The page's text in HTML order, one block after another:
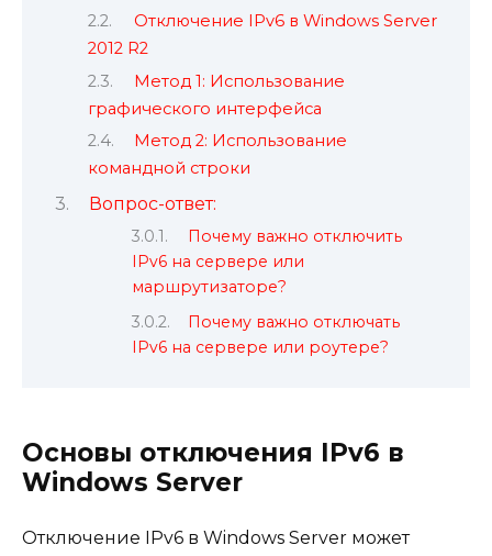
Отключение IPv6 в Windows Server
2012 R2
Метод 1: Использование
графического интерфейса
Метод 2: Использование
командной строки
Вопрос-ответ:
Почему важно отключить
IPv6 на сервере или
маршрутизаторе?
Почему важно отключать
IPv6 на сервере или роутере?
Основы отключения IPv6 в
Windows Server
Отключение IPv6 в Windows Server может